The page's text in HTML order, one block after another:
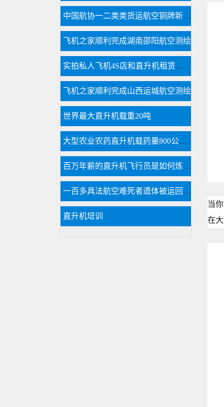
当
在
中国航协一二类类货运航空铜牌新申请
飞机之家顺利完成湖南邵阳航空测绘
实拍私人飞机4S店和直升机租赁展厅
飞机之家顺利完成山西运城航空测绘
世界最大直升机载重20吨
大型农业农药直升机载药量800公斤每天农林喷洒达18万亩
百万年薪的直升机飞行员是如何炼成的
一百多具法航空难死者遗体被运回法国
直升机培训